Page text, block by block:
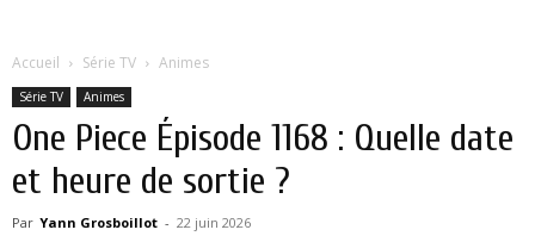
Accueil Série TV Animes
Série TV Animes
One Piece Épisode 1168 : Quelle date
et heure de sortie ?
Par Yann Grosboillot - 22 juin 2026